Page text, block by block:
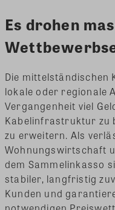
Es drohen
Die mittelständischen
lokale oder regionale
Vergangenheit viel
Kabelinfrastruktur zu
zu erweitern. Als
Wohnungswirtschaft
dem Sammelinkasso
stabiler, langfristig
Kunden und